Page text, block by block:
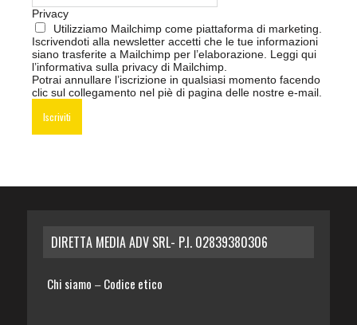
Privacy
Utilizziamo Mailchimp come piattaforma di marketing.
Iscrivendoti alla newsletter accetti che le tue informazioni
siano trasferite a Mailchimp per l’elaborazione. Leggi qui
l’informativa sulla privacy di Mailchimp
Potrai annullare l’iscrizione in qualsiasi momento facendo
clic sul collegamento nel piè di pagina delle nostre e-mail.
DIRETTA MEDIA ADV SRL- P.I. 02839380306
Chi siamo – Codice etico